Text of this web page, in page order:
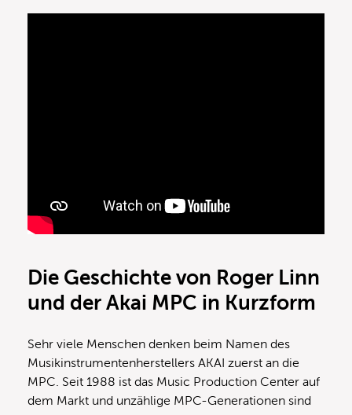
Die Geschichte von Roger Linn
und der Akai MPC in Kurzform
Sehr viele Menschen denken beim Namen des
Musikinstrumentenherstellers AKAI zuerst an die
MPC. Seit 1988 ist das Music Production Center auf
dem Markt und unzählige MPC-Generationen sind